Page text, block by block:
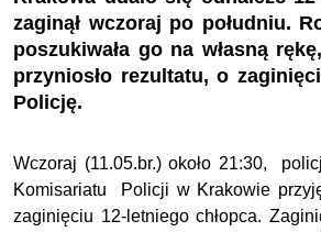
zaginął wczoraj po południu.
poszukiwała go na własną
przyniosło rezultatu, o
Policję.
Wczoraj (11.05.br.) około 21:30,
Komisariatu Policji w Krakowie
zaginięciu 12-letniego chłopca.